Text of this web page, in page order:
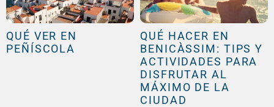
QUÉ VER EN
PEÑÍSCOLA
QUÉ HACER EN
BENICÀSSIM: TIPS Y
ACTIVIDADES PARA
DISFRUTAR AL
MÁXIMO DE LA
CIUDAD